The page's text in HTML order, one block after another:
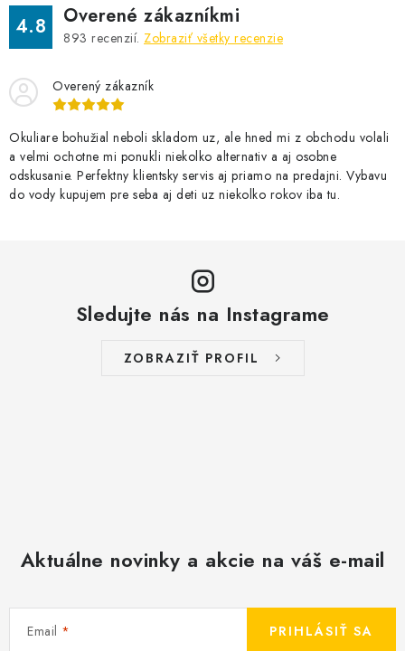
4.8 Overené zákazníkmi
893 recenzií. Zobraziť všetky recenzie
Overený zákazník
Okuliare bohužial neboli skladom uz, ale hned mi z obchodu volali
a velmi ochotne mi ponukli niekolko alternativ a aj osobne
odskusanie. Perfektny klientsky servis aj priamo na predajni. Vybavu
do vody kupujem pre seba aj deti uz niekolko rokov iba tu.
Sledujte nás na Instagrame
ZOBRAZIŤ PROFIL
Aktuálne novinky a akcie na váš e-mail
Email PRIHLÁSIŤ SA